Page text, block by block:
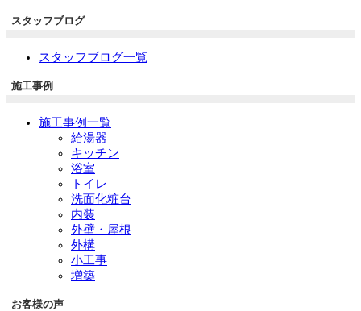
スタッフブログ
スタッフブログ一覧
施工事例
施工事例一覧
給湯器
キッチン
浴室
トイレ
洗面化粧台
内装
外壁・屋根
外構
小工事
増築
お客様の声